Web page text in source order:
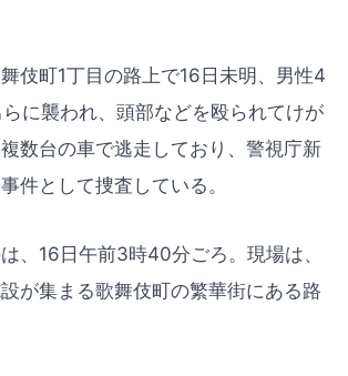
伎町1丁目の路上で16日未明、男性4
に襲われ、頭部などを殴られてけが
数台の車で逃走しており、警視庁新
件として捜査している。
、16日午前3時40分ごろ。現場は、
が集まる歌舞伎町の繁華街にある路